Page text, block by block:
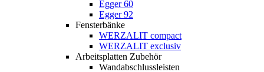
Egger 60
Egger 92
Fensterbänke
WERZALIT compact
WERZALIT exclusiv
Arbeitsplatten Zubehör
Wandabschlussleisten